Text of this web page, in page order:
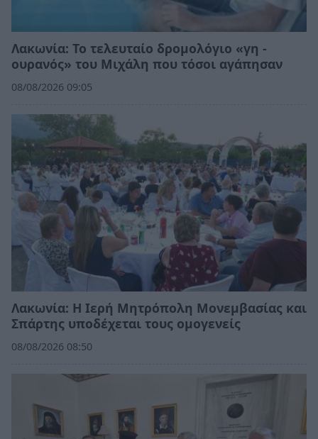
Λακωνία: Το τελευταίο δρομολόγιο «γη -
ουρανός» του Μιχάλη που τόσοι αγάπησαν
08/08/2026 09:05
Λακωνία: Η Ιερή Μητρόπολη Μονεμβασίας και
Σπάρτης υποδέχεται τους ομογενείς
08/08/2026 08:50